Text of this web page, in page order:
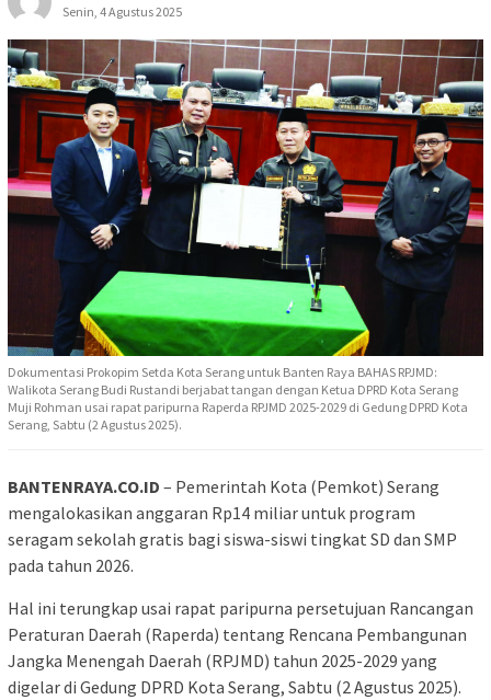
Senin, 4 Agustus 2025
Dokumentasi Prokopim Setda Kota Serang untuk Banten Raya BAHAS RPJMD:
Walikota Serang Budi Rustandi berjabat tangan dengan Ketua DPRD Kota Serang
Muji Rohman usai rapat paripurna Raperda RPJMD 2025-2029 di Gedung DPRD Kota
Serang, Sabtu (2 Agustus 2025).
BANTENRAYA.CO.ID – Pemerintah Kota (Pemkot) Serang
mengalokasikan anggaran Rp14 miliar untuk program
seragam sekolah gratis bagi siswa-siswi tingkat SD dan SMP
pada tahun 2026.
Hal ini terungkap usai rapat paripurna persetujuan Rancangan
Peraturan Daerah (Raperda) tentang Rencana Pembangunan
Jangka Menengah Daerah (RPJMD) tahun 2025-2029 yang
digelar di Gedung DPRD Kota Serang, Sabtu (2 Agustus 2025).